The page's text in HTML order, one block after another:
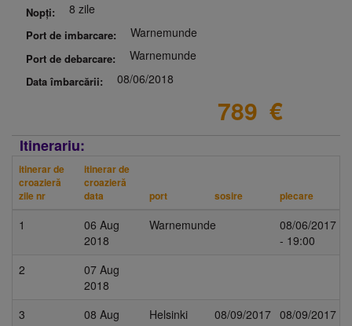
Nopți:
8 zile
Port de imbarcare: Warnemunde
Port de debarcare: Warnemunde
Data îmbarcării: 08/06/2018
789 €
Itinerariu:
itinerar de
croazieră
zile nr
itinerar de
croazieră
data
port sosire plecare
1
06 Aug
2018
Warnemunde
08/06/2017
- 19:00
2
07 Aug
2018
3
08 Aug
Helsinki
08/09/2017 08/09/2017